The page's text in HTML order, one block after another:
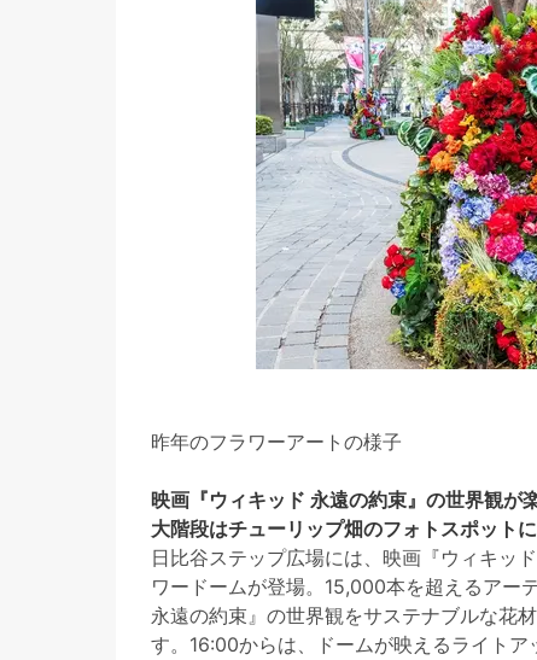
昨年のフラワーアートの様子
映画『ウィキッド 永遠の約束』の世界観が
大階段はチューリップ畑のフォトスポットに
日比谷ステップ広場には、映画『ウィキッ
ワードームが登場。15,000本を超えるアー
永遠の約束』の世界観をサステナブルな花
す。16:00からは、ドームが映えるライト